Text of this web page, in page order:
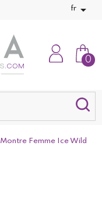
fr 
0
Montre Femme Ice Wild